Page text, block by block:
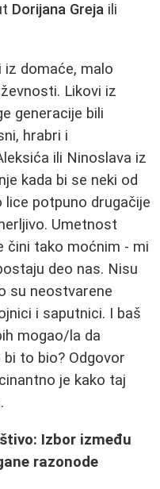
Dorijana Greja ili
iz domaće, malo
Likovi iz
generacije bili
hrabri i
ili Ninoslava iz
kada bi se neki od
lice potpuno drugačije
Umetnost
čini tako moćnim - mi
deo nas. Nisu
su neostvarene
i saputnici. I baš
mogao/la da
to bio? Odgovor
je kako taj
Izbor između
razonode